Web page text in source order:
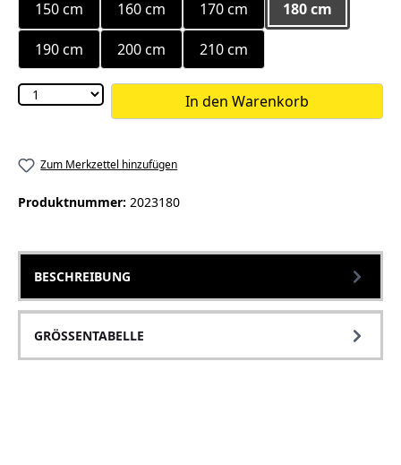
150 cm 160 cm 170 cm 180 cm
190 cm 200 cm 210 cm
In den Warenkorb
Zum Merkzettel hinzufügen
Produktnummer: 2023180
BESCHREIBUNG
GRÖSSENTABELLE